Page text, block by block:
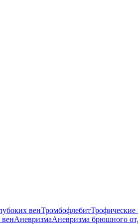
венТромбофлебитТрофические
АневризмаАневризма брюшного